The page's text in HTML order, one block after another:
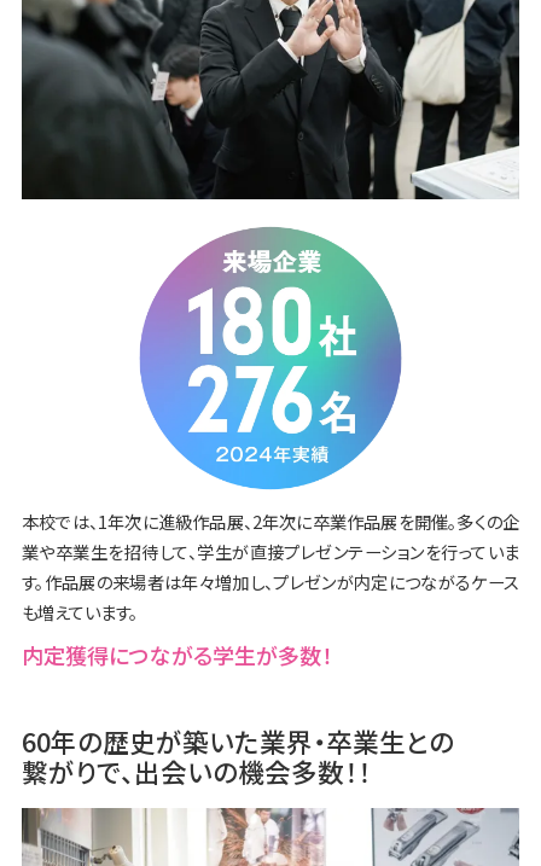
本校では、1年次に進級作品展、2年次に卒業作品展を開催。多くの企
業や卒業生を招待して、学生が直接プレゼンテーションを行っていま
す。作品展の来場者は年々増加し、プレゼンが内定につながるケース
も増えています。
内定獲得につながる学生が多数！
60年の歴史が築いた業界・卒業生との
繋がりで、出会いの機会多数！！